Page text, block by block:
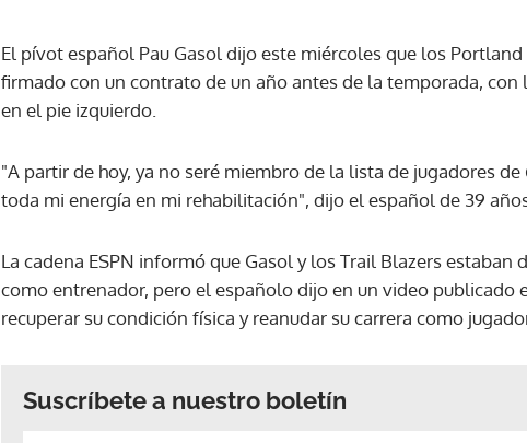
El pívot español Pau Gasol dijo este miércoles que los
firmado con un contrato de un año antes de la temporada, con
en el pie izquierdo.
"A partir de hoy, ya no seré miembro de la lista de jugadores
toda mi energía en mi rehabilitación", dijo el español de 39
La cadena ESPN informó que Gasol y los Trail Blazers
como entrenador, pero el españolo dijo en un video publicado
recuperar su condición física y reanudar su carrera como
Suscríbete a nuestro boletín